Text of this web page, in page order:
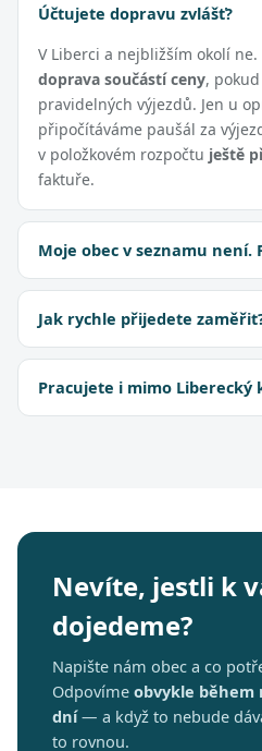
Účtujete dopravu zvlášť?
V Liberci a nejbližším okolí
doprava součástí ceny,
pravidelných výjezdů. Jen u
připočítáváme paušál za
v položkovém rozpočtu ještě
faktuře.
Moje obec v seznamu není.
Jak rychle přijedete
Pracujete i mimo Liberecký
Nevíte, jestli k
dojedeme?
Napište nám obec a co
Odpovíme obvykle během
dní— a když to nebude
to rovnou.